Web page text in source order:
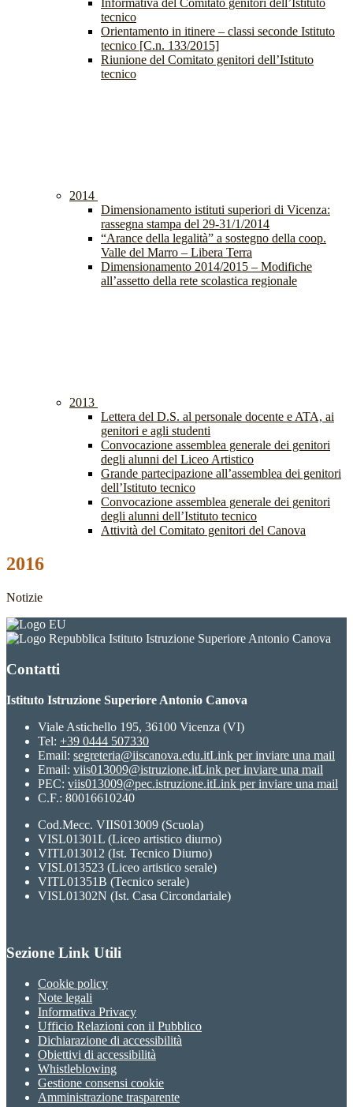
Informativa del Comitato genitori dell’Istituto
tecnico
Orientamento in itinere – classi seconde Istituto
tecnico [C.n. 133/2015]
Riunione del Comitato genitori dell’Istituto
tecnico
2014
Dimensionamento istituti superiori di Vicenza:
rassegna stampa del 29-31/1/2014
“Arance della legalità” a sostegno della coop.
Valle del Marro – Libera Terra
Dimensionamento 2014/2015 – Modifiche
all’assetto della rete scolastica regionale
2013
Lettera del D.S. al personale docente e ATA, ai
genitori e agli studenti
Convocazione assemblea generale dei genitori
degli alunni del Liceo Artistico
Grande partecipazione all’assemblea dei genitori
dell’Istituto tecnico
Convocazione assemblea generale dei genitori
degli alunni dell’Istituto tecnico
Attività del Comitato genitori del Canova
2016
Notizie
Istituto Istruzione Superiore Antonio Canova
Contatti
Istituto Istruzione Superiore Antonio Canova
Viale Astichello 195, 36100 Vicenza (VI)
Tel: +39 0444 507330
Email: segreteria@iiscanova.edu.itLink per inviare una mail
Email: viis013009@istruzione.itLink per inviare una mail
PEC: viis013009@pec.istruzione.itLink per inviare una mail
C.F.: 80016610240
Cod.Mecc. VIIS013009 (Scuola)
VISL01301L (Liceo artistico diurno)
VITL013012 (Ist. Tecnico Diurno)
VISL013523 (Liceo artistico serale)
VITL01351B (Tecnico serale)
VISL01302N (Ist. Casa Circondariale)
Sezione Link Utili
Cookie policy
Note legali
Informativa Privacy
Ufficio Relazioni con il Pubblico
Dichiarazione di accessibilità
Obiettivi di accessibilità
Whistleblowing
Gestione consensi cookie
Amministrazione trasparente